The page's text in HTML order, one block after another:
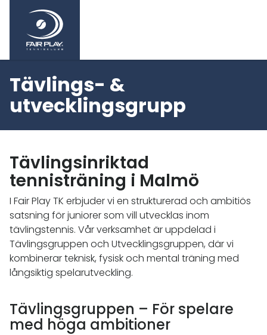
Tävlings- &
utvecklingsgrupp
Tävlingsinriktad
tennisträning i Malmö
I Fair Play TK erbjuder vi en strukturerad och ambitiös
satsning för juniorer som vill utvecklas inom
tävlingstennis. Vår verksamhet är uppdelad i
Tävlingsgruppen och Utvecklingsgruppen, där vi
kombinerar teknisk, fysisk och mental träning med
långsiktig spelarutveckling.
Tävlingsgruppen – För spelare
med höga ambitioner